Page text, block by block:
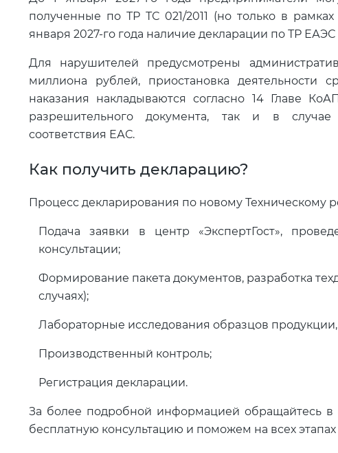
полученные по ТР ТС 021/2011 (но только в
января 2027-го года наличие декларации по ТР
Для нарушителей предусмотрены
миллиона рублей, приостановка деятельности
наказания накладываются согласно 14 Главе
разрешительного документа, так и в случае
соответствия ЕАС.
Как получить декларацию?
Процесс декларирования по новому Техническому
Подача заявки в центр «ЭкспертГост»,
консультации;
Формирование пакета документов, разработка
случаях);
Лабораторные исследования образцов
Производственный контроль;
Регистрация декларации.
За более подробной информацией обращайтесь в
бесплатную консультацию и поможем на всех